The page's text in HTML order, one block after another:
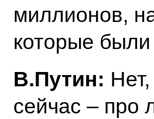
миллионов,
которые
В.Путин:
сейчас – про